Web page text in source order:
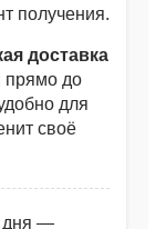
получения.
доставка
прямо до
для
своё
дня —